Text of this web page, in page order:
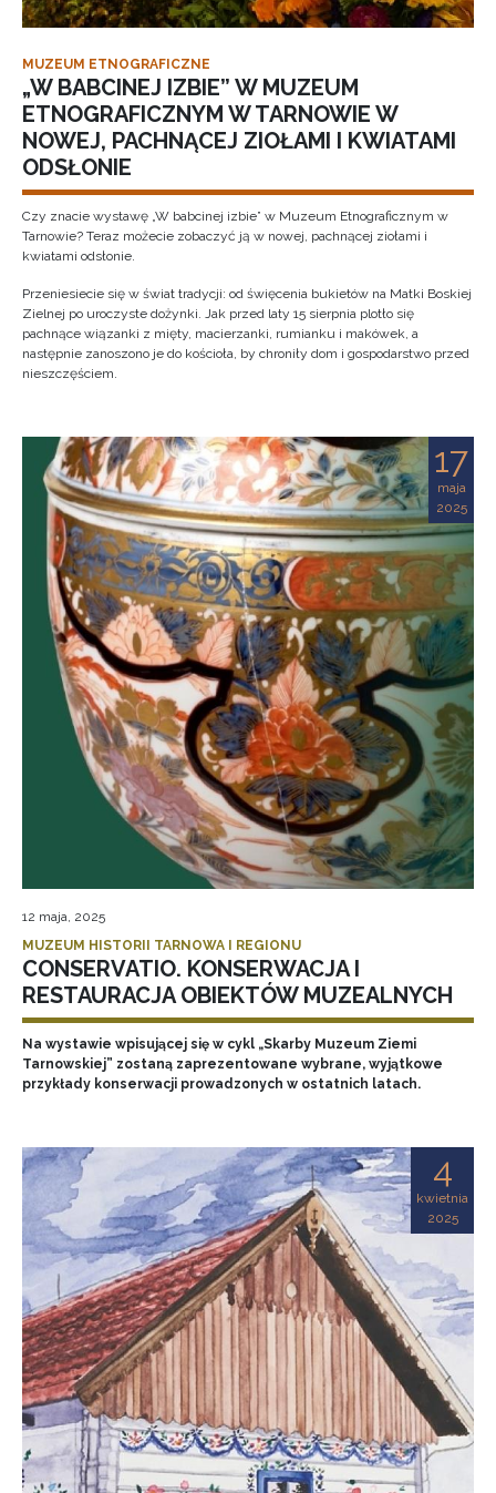
MUZEUM ETNOGRAFICZNE
„W BABCINEJ IZBIE” W MUZEUM
ETNOGRAFICZNYM W TARNOWIE W
NOWEJ, PACHNĄCEJ ZIOŁAMI I KWIATAMI
ODSŁONIE
Czy znacie wystawę „W babcinej izbie” w Muzeum Etnograficznym w
Tarnowie? Teraz możecie zobaczyć ją w nowej, pachnącej ziołami i
kwiatami odsłonie.
Przeniesiecie się w świat tradycji: od święcenia bukietów na Matki Boskiej
Zielnej po uroczyste dożynki. Jak przed laty 15 sierpnia plotło się
pachnące wiązanki z mięty, macierzanki, rumianku i makówek, a
następnie zanoszono je do kościoła, by chroniły dom i gospodarstwo przed
nieszczęściem.
17
maja
2025
12 maja, 2025
MUZEUM HISTORII TARNOWA I REGIONU
CONSERVATIO. KONSERWACJA I
RESTAURACJA OBIEKTÓW MUZEALNYCH
Na wystawie wpisującej się w cykl „Skarby Muzeum Ziemi
Tarnowskiej” zostaną zaprezentowane wybrane, wyjątkowe
przykłady konserwacji prowadzonych w ostatnich latach.
4
kwietnia
2025